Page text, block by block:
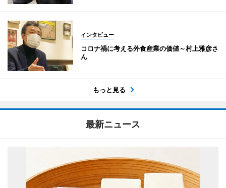
インタビュー
コロナ禍に考える外食産業の価値～村上雅彦さ
ん
もっと見る
最新ニュース